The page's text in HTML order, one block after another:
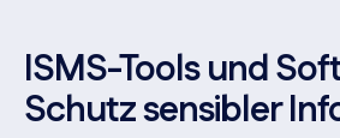
ISMS-Tools und
Schutz sensibler